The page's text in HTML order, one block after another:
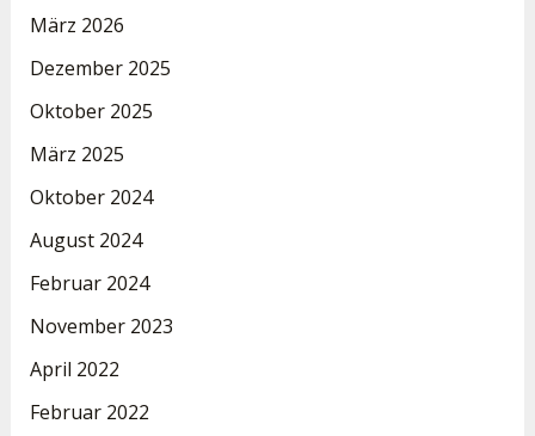
März 2026
Dezember 2025
Oktober 2025
März 2025
Oktober 2024
August 2024
Februar 2024
November 2023
April 2022
Februar 2022